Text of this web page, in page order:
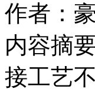
作者：
内容摘
接工艺